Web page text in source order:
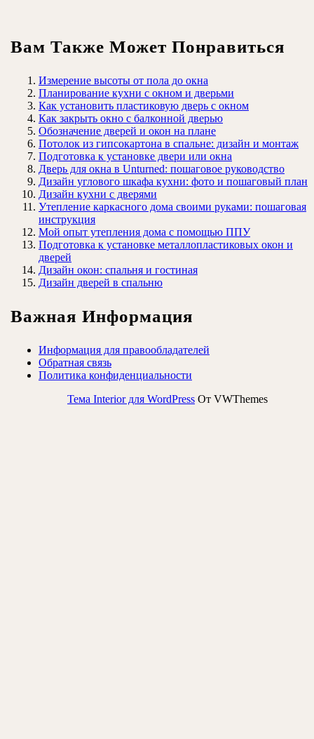
Вам Также Может Понравиться
Измерение высоты от пола до окна
Планирование кухни с окном и дверьми
Как установить пластиковую дверь с окном
Как закрыть окно с балконной дверью
Обозначение дверей и окон на плане
Потолок из гипсокартона в спальне: дизайн и монтаж
Подготовка к установке двери или окна
Дверь для окна в Unturned: пошаговое руководство
Дизайн углового шкафа кухни: фото и пошаговый план
Дизайн кухни с дверями
Утепление каркасного дома своими руками: пошаговая
инструкция
Мой опыт утепления дома с помощью ППУ
Подготовка к установке металлопластиковых окон и
дверей
Дизайн окон: спальня и гостиная
Дизайн дверей в спальню
Важная Информация
Информация для правообладателей
Обратная связь
Политика конфиденциальности
Тема Interior для WordPress От VWThemes